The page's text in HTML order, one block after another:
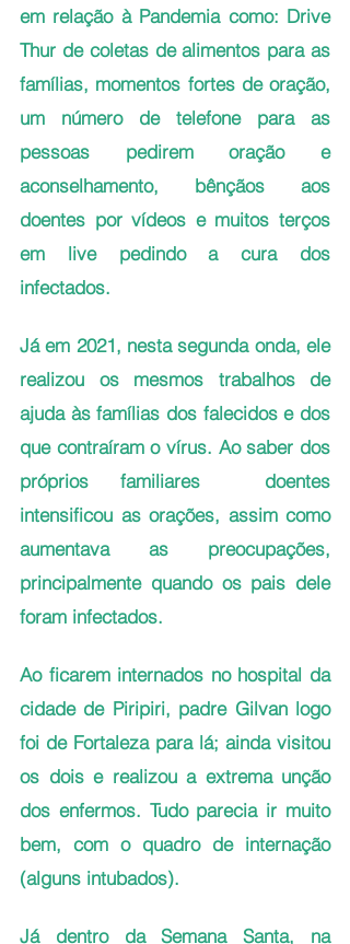
em relação à Pandemia como: Drive
Thur de coletas de alimentos para as
famílias, momentos fortes de oração,
um número de telefone para as
pessoas pedirem oração e
aconselhamento, bênçãos aos
doentes por vídeos e muitos terços
em live pedindo a cura dos
infectados.
Já em 2021, nesta segunda onda, ele
realizou os mesmos trabalhos de
ajuda às famílias dos falecidos e dos
que contraíram o vírus. Ao saber dos
próprios familiares  doentes
intensificou as orações, assim como
aumentava as preocupações,
principalmente quando os pais dele
foram infectados.
Ao ficarem internados no hospital da
cidade de Piripiri, padre Gilvan logo
foi de Fortaleza para lá; ainda visitou
os dois e realizou a extrema unção
dos enfermos. Tudo parecia ir muito
bem, com o quadro de internação
(alguns intubados).
Já dentro da Semana Santa, na